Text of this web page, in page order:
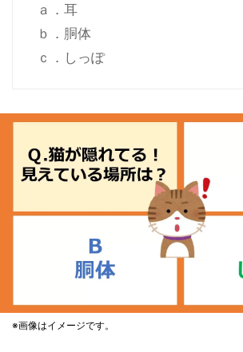
ａ．耳
ｂ．胴体
ｃ．しっぽ
※画像はイメージです。